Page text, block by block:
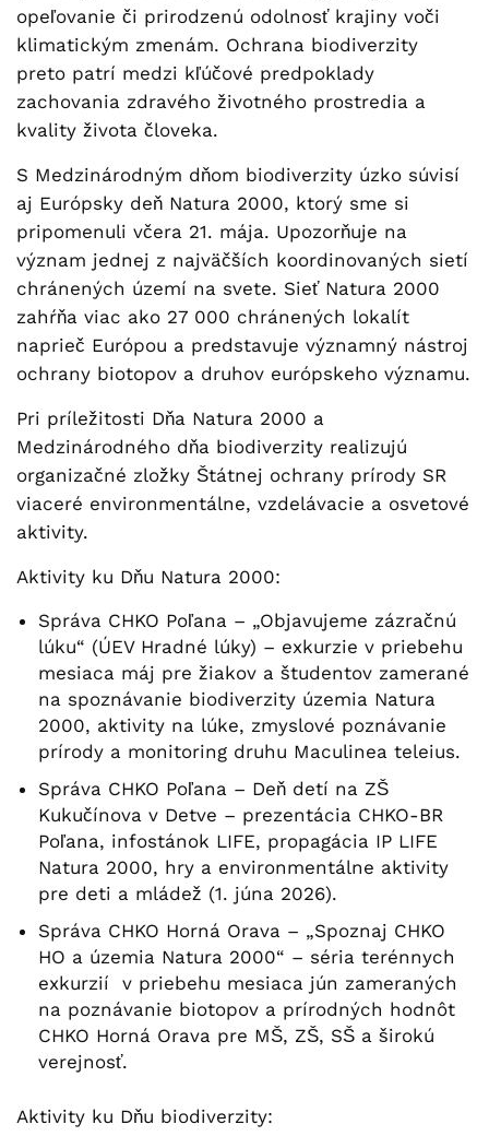
opeľovanie či prirodzenú odolnosť krajiny voči
klimatickým zmenám. Ochrana biodiverzity
preto patrí medzi kľúčové predpoklady
zachovania zdravého životného prostredia a
kvality života človeka.
S Medzinárodným dňom biodiverzity úzko súvisí
aj Európsky deň Natura 2000, ktorý sme si
pripomenuli včera 21. mája. Upozorňuje na
význam jednej z najväčších koordinovaných sietí
chránených území na svete. Sieť Natura 2000
zahŕňa viac ako 27 000 chránených lokalít
naprieč Európou a predstavuje významný nástroj
ochrany biotopov a druhov európskeho významu.
Pri príležitosti Dňa Natura 2000 a
Medzinárodného dňa biodiverzity realizujú
organizačné zložky Štátnej ochrany prírody SR
viaceré environmentálne, vzdelávacie a osvetové
aktivity.
Aktivity ku Dňu Natura 2000:
Správa CHKO Poľana – „Objavujeme zázračnú
lúku“ (ÚEV Hradné lúky) – exkurzie v priebehu
mesiaca máj pre žiakov a študentov zamerané
na spoznávanie biodiverzity územia Natura
2000, aktivity na lúke, zmyslové poznávanie
prírody a monitoring druhu Maculinea teleius.
Správa CHKO Poľana – Deň detí na ZŠ
Kukučínova v Detve – prezentácia CHKO-BR
Poľana, infostánok LIFE, propagácia IP LIFE
Natura 2000, hry a environmentálne aktivity
pre deti a mládež (1. júna 2026).
Správa CHKO Horná Orava – „Spoznaj CHKO
HO a územia Natura 2000“ – séria terénnych
exkurzií v priebehu mesiaca jún zameraných
na poznávanie biotopov a prírodných hodnôt
CHKO Horná Orava pre MŠ, ZŠ, SŠ a širokú
verejnosť.
Aktivity ku Dňu biodiverzity: